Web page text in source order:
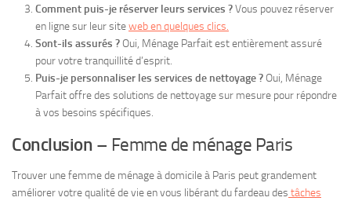
Comment puis-je réserver leurs services ?Vous pouvez réserver
en ligne sur leur siteweb en quelques clics.
Sont-ils assurés ? Oui, Ménage Parfait est entièrement assuré
pour votre tranquillité d’esprit.
Puis-je personnaliser les services de nettoyage ? Oui, Ménage
Parfait offre des solutions de nettoyage sur mesure pour répondre
à vos besoins spécifiques.
Conclusion – Femme de ménage Paris
Trouver une femme de ménage à domicile à Paris peut grandement
améliorer votre qualité de vie en vous libérant du fardeau des tâches